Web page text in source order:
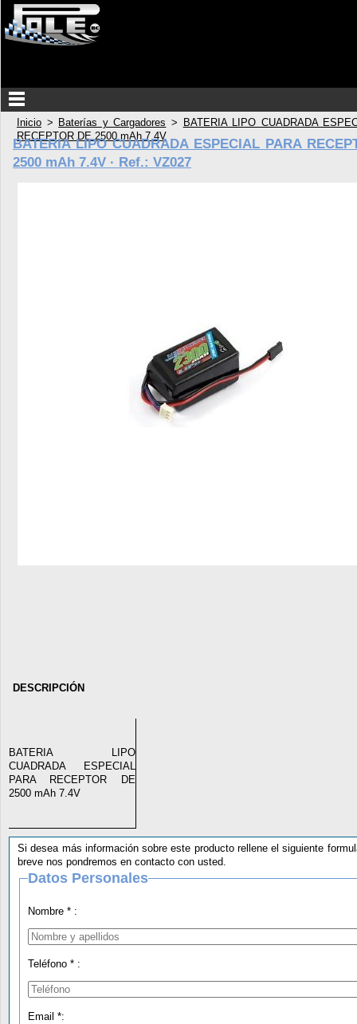
Inicio > Baterías y Cargadores >
BATERIA LIPO CUADRADA
RECEPTOR DE 2500 mAh 7.4V
BATERIA LIPO CUADRADA ESPECIAL PARA
2500 mAh 7.4V · Ref.: VZ027
DESCRIPCIÓN
BATERIA LIPO
CUADRADA ESPECIAL
PARA RECEPTOR DE
2500 mAh 7.4V
Si desea más información sobre este producto rellene el siguiente
breve nos pondremos en contacto con usted.
Datos Personales
Nombre * :
Teléfono * :
Email *: